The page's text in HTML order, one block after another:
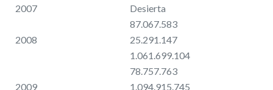
2007
Desierta
2008
87.067.583
25.291.147
1.061.699.104
2009
78.757.763
1.094.915.745